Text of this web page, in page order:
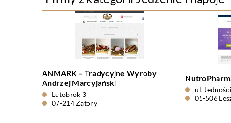
ANMARK – Tradycyjne Wyroby
Andrzej Marcyjański
Lutobrok 3
07-214 Zatory
ul.
05-506